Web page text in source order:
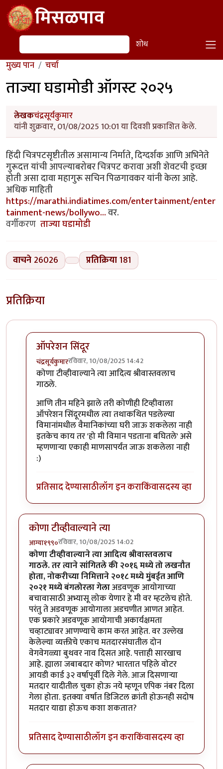
Skip to main contentमिसळपाव
शोध शोध
मुख्य पान चर्चा
ताज्या घडामोडी ऑगस्ट २०२५
लेखकचंद्रसूर्यकुमार
यांनी शुक्रवार, 01/08/2025 10:01 या दिवशी प्रकाशित केले.
हिंदी चित्रपटसृष्टीतील असामान्य निर्माते, दिग्दर्शक आणि अभिनेते
गुरूदत्त यांची आपल्याबरोबर चित्रपट करावा अशी शेवटची इच्छा
होती असा दावा महागुरू सचिन पिळगावकर यांनी केला आहे.
अधिक माहिती
https://marathi.indiatimes.com/entertainment/enter
tainment-news/bollywo…वर.
वर्गीकरण ताज्या घडामोडी
वाचने 26026 प्रतिक्रिया181
प्रतिक्रिया
ऑपरेशन सिंदूर
चंद्रसूर्यकुमाररविवार, 10/08/2025 14:42
In reply toराहुल गांधींचा खोटारडेपणाbyचंद्रसूर्यकुमार
कोणा टीव्हीवाल्याने त्या आदित्य श्रीवास्तवलाच
गाठले.
आणि तीन महिने झाले तरी कोणीही टिव्हीवाला
ऑपरेशन सिंदूरमधील त्या तथाकथित पडलेल्या
विमानांमधील वैमानिकांच्या घरी जाऊ शकलेला नाही
इतकेच काय तर 'हो मी विमान पडताना बघितले' असे
म्हणणार्‍या एकाही माणसापर्यंत जाऊ शकलेला नाही
:)
प्रतिसाद देण्यासाठीलॉग इन कराकिंवासदस्य व्हा
कोणा टीव्हीवाल्याने त्या
आग्या१९९०रविवार, 10/08/2025 14:02
कोणा टीव्हीवाल्याने त्या आदित्य श्रीवास्तवलाच
गाठले. तर त्याने सांगितले की २०१६ मध्ये तो लखनौत
होता, नोकरीच्या निमित्ताने २०१८ मध्ये मुंबईत आणि
२०२१ मध्ये बंगलोरला गेलाअडवणूक आयोगाच्या
बचावासाठी अभ्यासू लोक येणार हे मी वर म्हटलेच होते.
परंतु ते अडवणूक आयोगाला अडचणीत आणत आहेत.
एक प्रकारे अडवणूक आयोगाची अकार्यक्षमता
चव्हाट्यावर आणण्याचे काम करत आहेत. वर उल्लेख
केलेल्या व्यक्तीचे एकाच मतदारसंघातील दोन
वेगवेगळ्या बुथवर नाव दिसत आहे. पत्ताही सारखाच
आहे. ह्याला जबाबदार कोण? भारतात पहिले वोटर
आयडी कार्ड ३२ वर्षापूर्वी दिले गेले. आज दिसणाऱ्या
मतदार यादीतील चुका होऊ नये म्हणून एपिक नंबर दिला
गेला होता. इतक्या वर्षात डिजिटल क्रांती होऊनही सदोष
मतदार याद्या होऊच कशा शकतात?
प्रतिसाद देण्यासाठीलॉग इन कराकिंवासदस्य व्हा